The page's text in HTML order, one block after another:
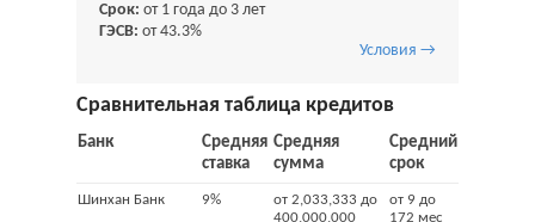
Срок: от 1 года до 3 лет
ГЭСВ: от 43.3%
Условия →
Сравнительная таблица кредитов
Банк
Средняя
ставка
Средняя
сумма
Средний
срок
Шинхан Банк 9%
от 2,033,333 до
400,000,000
от 9 до
172 мес